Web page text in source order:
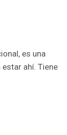
es una
ahí. Tiene